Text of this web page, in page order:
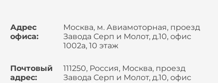
Адрес
офиса:
Москва, м. Авиамоторная, проезд
Завода Серп и Молот, д.10, офис
1002а, 10 этаж
Почтовый
адрес:
111250, Россия, Москва, проезд
Завода Серп и Молот, д.10, офис